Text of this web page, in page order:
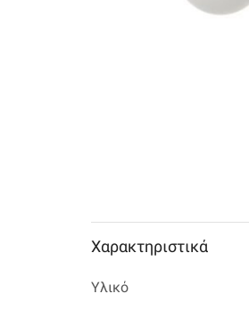
Χαρακτηριστικά
Υλικό